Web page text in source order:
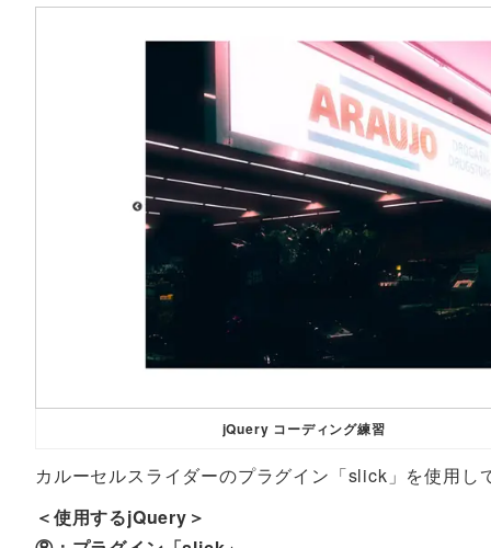
jQuery コーディング練習
カルーセルスライダーのプラグイン「slick」を使用し
＜使用するjQuery＞